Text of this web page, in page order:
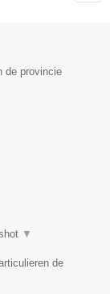
de provincie
▼
de